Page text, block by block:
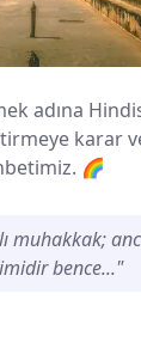
adına
karar
🌈
muhakkak;
bence..."